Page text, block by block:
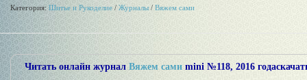
Категория:Шитье и Рукоделие / Журналы/ Вяжем сами
Читать онлайн журнал Вяжем сами mini №118, 2016 года